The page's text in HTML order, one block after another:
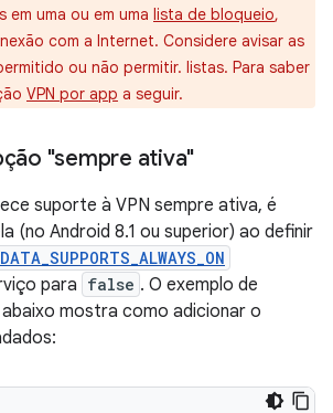
em uma ou em uma lista de bloqueio,
com a Internet. Considere avisar as
ou não permitir. listas. Para saber
VPN por app a seguir.
"sempre ativa"
suporte à VPN sempre ativa, é
(no Android 8.1 ou superior) ao definir
para false . O exemplo de
mostra como adicionar o